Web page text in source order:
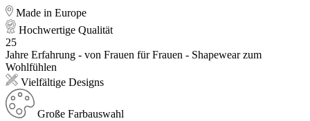
Made in Europe
Hochwertige Qualität
25
Jahre Erfahrung - von Frauen für Frauen - Shapewear zum
Wohlfühlen
Vielfältige Designs
Große Farbauswahl